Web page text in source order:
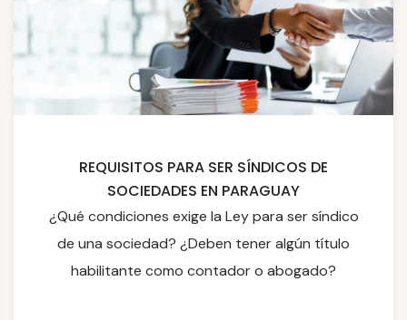
REQUISITOS PARA SER SÍNDICOS DE
SOCIEDADES EN PARAGUAY
¿Qué condiciones exige la Ley para ser síndico
de una sociedad? ¿Deben tener algún título
habilitante como contador o abogado?